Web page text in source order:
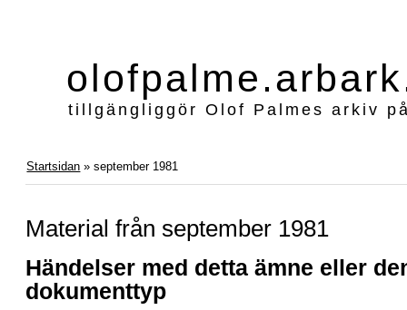
tillgängliggör Olof Palmes arkiv
Startsidan » september 1981
Material från september 1981
Händelser med detta ämne eller
dokumenttyp